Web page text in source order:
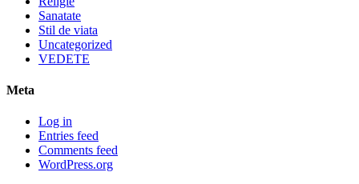
Sanatate
Stil de viata
Uncategorized
VEDETE
Meta
Log in
Entries feed
Comments feed
WordPress.org